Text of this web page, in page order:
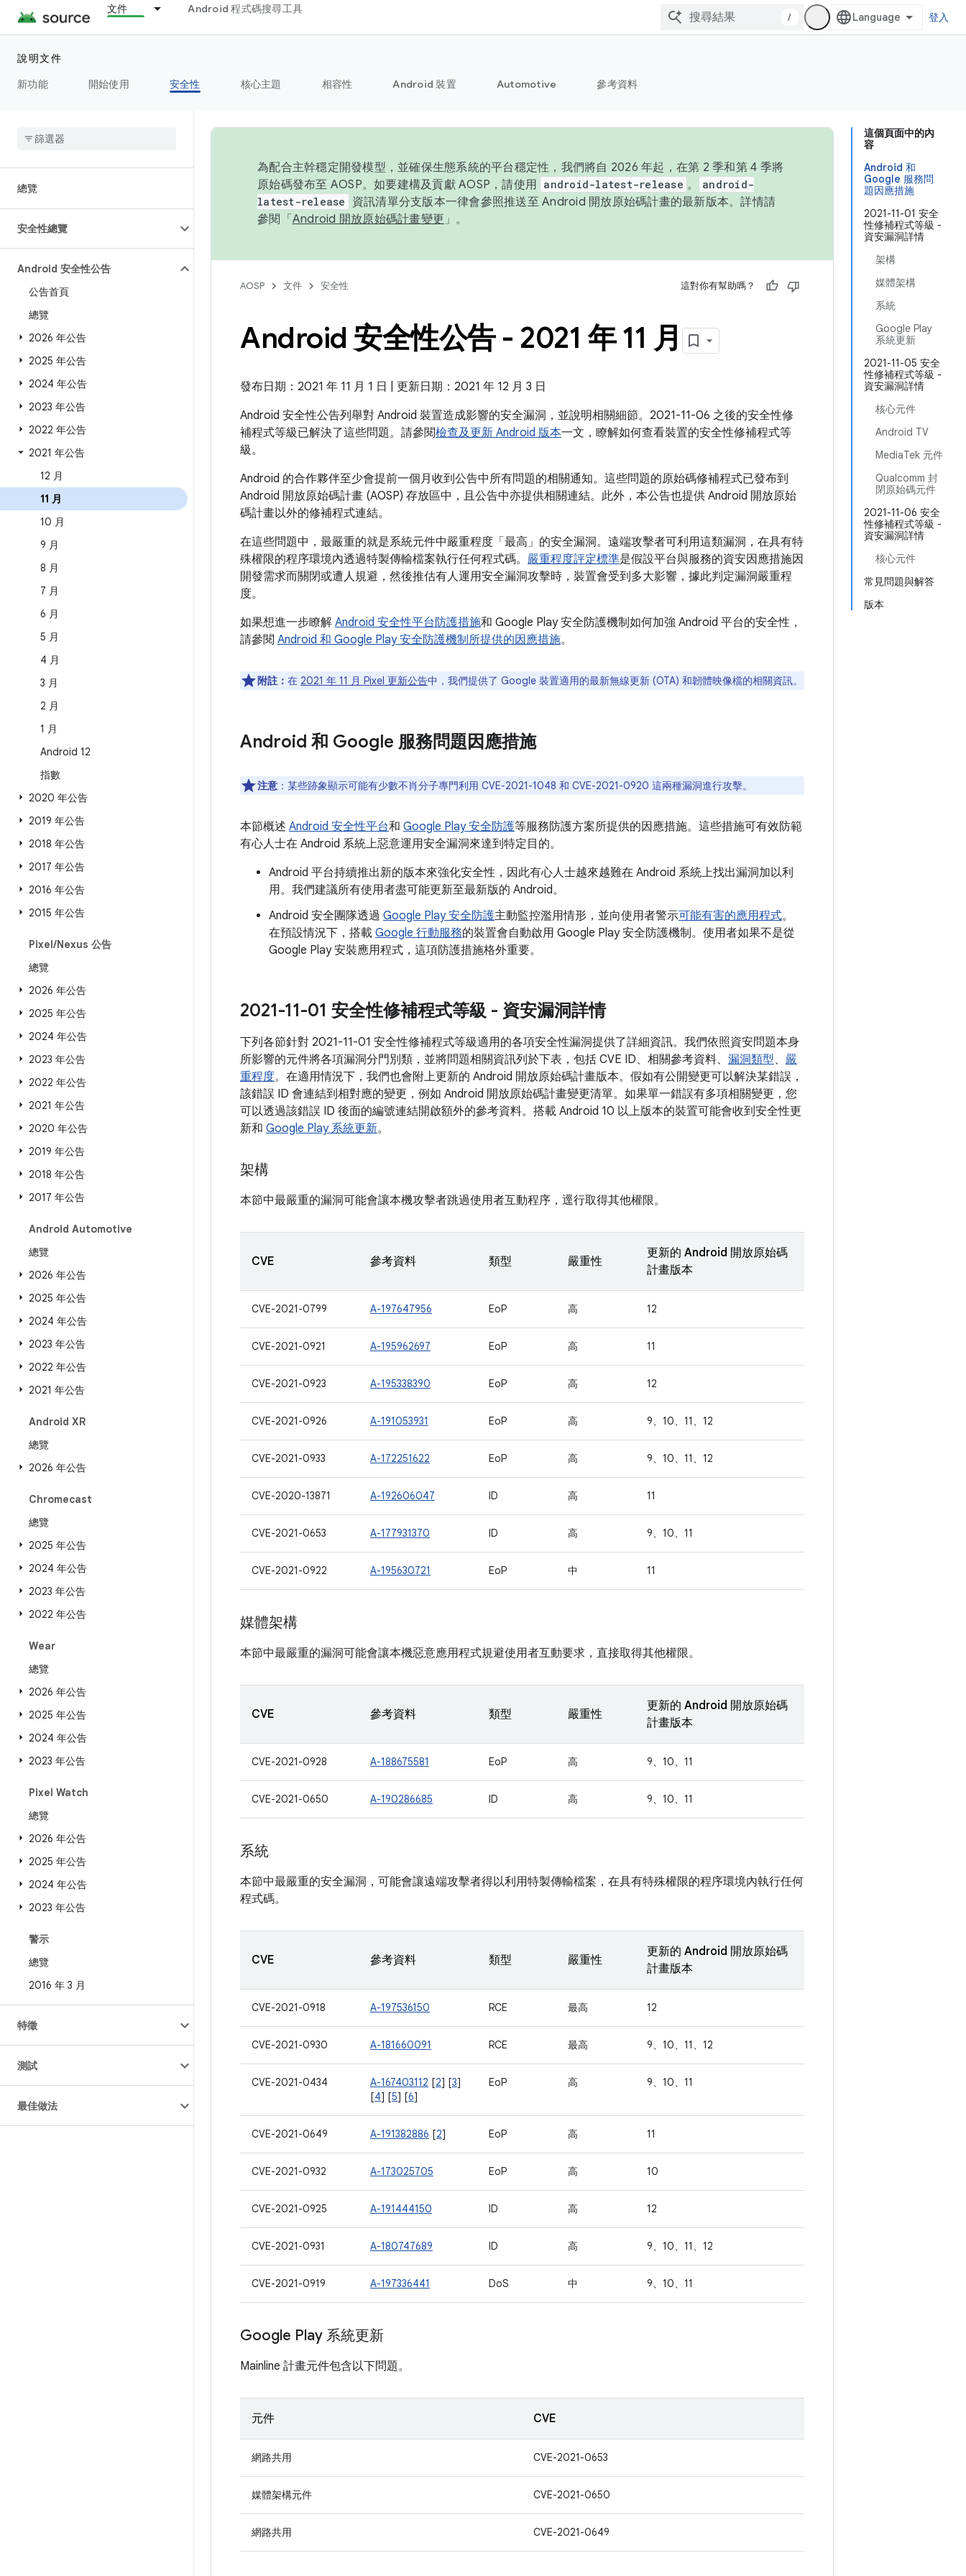
文件 Android 程式碼搜尋工具
/ 登入
說明文件
新功能
開始使用 安全性 核心主題 相容性 Android 裝置 Automotive 參考資料
總覽
安全性總覽
Android 安全性公告
公告首頁
總覽
2026 年公告
2025 年公告
2024 年公告
2023 年公告
2022 年公告
2021 年公告
12 月
11 月
10 月
9 月
8 月
7 月
6 月
5 月
4 月
3 月
2 月
1 月
Android 12
指數
2020 年公告
2019 年公告
2018 年公告
2017 年公告
2016 年公告
2015 年公告
Pixel/Nexus 公告
總覽
2026 年公告
2025 年公告
2024 年公告
2023 年公告
2022 年公告
2021 年公告
2020 年公告
2019 年公告
2018 年公告
2017 年公告
Android Automotive
總覽
2026 年公告
2025 年公告
2024 年公告
2023 年公告
2022 年公告
2021 年公告
Android XR
總覽
2026 年公告
Chromecast
總覽
2025 年公告
2024 年公告
2023 年公告
2022 年公告
Wear
總覽
2026 年公告
2025 年公告
2024 年公告
2023 年公告
Pixel Watch
總覽
2026 年公告
2025 年公告
2024 年公告
2023 年公告
警示
總覽
2016 年 3 月
特徵
測試
最佳做法
這個頁面中的內
容
Android 和
Google 服務問
題因應措施
2021-11-01 安全
性修補程式等級 -
資安漏洞詳情
架構
媒體架構
系統
Google Play
系統更新
2021-11-05 安全
性修補程式等級 -
資安漏洞詳情
核心元件
Android TV
MediaTek 元件
Qualcomm 封
閉原始碼元件
2021-11-06 安全
性修補程式等級 -
資安漏洞詳情
核心元件
常見問題與解答
版本
為配合主幹穩定開發模型，並確保生態系統的平台穩定性，我們將自 2026 年起，在第 2 季和第 4 季將
原始碼發布至 AOSP。如要建構及貢獻 AOSP，請使用 android-latest-release 。
android-
latest-release
資訊清單分支版本一律會參照推送至 Android 開放原始碼計畫的最新版本。詳情請
參閱「 Android 開放原始碼計畫變更 」。
AOSP 文件 安全性 這對你有幫助嗎？
Android 安全性公告 - 2021 年 11 月
發布日期：2021 年 11 月 1 日 | 更新日期：2021 年 12 月 3 日
Android 安全性公告列舉對 Android 裝置造成影響的安全漏洞，並說明相關細節。2021-11-06 之後的安全性修
補程式等級已解決了這些問題。請參閱檢查及更新 Android 版本一文，瞭解如何查看裝置的安全性修補程式等
級。
Android 的合作夥伴至少會提前一個月收到公告中所有問題的相關通知。這些問題的原始碼修補程式已發布到
Android 開放原始碼計畫 (AOSP) 存放區中，且公告中亦提供相關連結。此外，本公告也提供 Android 開放原始
碼計畫以外的修補程式連結。
在這些問題中，最嚴重的就是系統元件中嚴重程度「最高」的安全漏洞。遠端攻擊者可利用這類漏洞，在具有特
殊權限的程序環境內透過特製傳輸檔案執行任何程式碼。 嚴重程度評定標準是假設平台與服務的資安因應措施因
開發需求而關閉或遭人規避，然後推估有人運用安全漏洞攻擊時，裝置會受到多大影響，據此判定漏洞嚴重程
度。
如果想進一步瞭解 Android 安全性平台防護措施和 Google Play 安全防護機制如何加強 Android 平台的安全性，
請參閱 Android 和 Google Play 安全防護機制所提供的因應措施。
附註： 在 2021 年 11 月 Pixel 更新公告中，我們提供了 Google 裝置適用的最新無線更新 (OTA) 和韌體映像檔的相關資訊。
Android 和 Google 服務問題因應措施
注意 ：某些跡象顯示可能有少數不肖分子專門利用 CVE-2021-1048 和 CVE-2021-0920 這兩種漏洞進行攻擊。
本節概述 Android 安全性平台和 Google Play 安全防護等服務防護方案所提供的因應措施。這些措施可有效防範
有心人士在 Android 系統上惡意運用安全漏洞來達到特定目的。
Android 平台持續推出新的版本來強化安全性，因此有心人士越來越難在 Android 系統上找出漏洞加以利
用。我們建議所有使用者盡可能更新至最新版的 Android。
Android 安全團隊透過 Google Play 安全防護主動監控濫用情形，並向使用者警示可能有害的應用程式。
在預設情況下，搭載 Google 行動服務的裝置會自動啟用 Google Play 安全防護機制。使用者如果不是從
Google Play 安裝應用程式，這項防護措施格外重要。
2021-11-01 安全性修補程式等級 - 資安漏洞詳情
下列各節針對 2021-11-01 安全性修補程式等級適用的各項安全性漏洞提供了詳細資訊。我們依照資安問題本身
所影響的元件將各項漏洞分門別類，並將問題相關資訊列於下表，包括 CVE ID、相關參考資料、 漏洞類型、 嚴
重程度。在適用情況下，我們也會附上更新的 Android 開放原始碼計畫版本。假如有公開變更可以解決某錯誤，
該錯誤 ID 會連結到相對應的變更，例如 Android 開放原始碼計畫變更清單。如果單一錯誤有多項相關變更，您
可以透過該錯誤 ID 後面的編號連結開啟額外的參考資料。搭載 Android 10 以上版本的裝置可能會收到安全性更
新和 Google Play 系統更新。
架構
本節中最嚴重的漏洞可能會讓本機攻擊者跳過使用者互動程序，逕行取得其他權限。
CVE 參考資料 類型 嚴重性
更新的 Android 開放原始碼
計畫版本
CVE-2021-0799 A-197647956 EoP 高 12
CVE-2021-0921 A-195962697 EoP 高 11
CVE-2021-0923 A-195338390 EoP 高 12
CVE-2021-0926 A-191053931 EoP 高 9、10、11、12
CVE-2021-0933 A-172251622 EoP 高 9、10、11、12
CVE-2020-13871 A-192606047 ID 高 11
CVE-2021-0653 A-177931370 ID 高 9、10、11
CVE-2021-0922 A-195630721 EoP 中 11
媒體架構
本節中最嚴重的漏洞可能會讓本機惡意應用程式規避使用者互動要求，直接取得其他權限。
CVE 參考資料 類型 嚴重性
更新的 Android 開放原始碼
計畫版本
CVE-2021-0928 A-188675581 EoP 高 9、10、11
CVE-2021-0650 A-190286685 ID 高 9、10、11
系統
本節中最嚴重的安全漏洞，可能會讓遠端攻擊者得以利用特製傳輸檔案，在具有特殊權限的程序環境內執行任何
程式碼。
CVE 參考資料 類型 嚴重性
更新的 Android 開放原始碼
計畫版本
CVE-2021-0918 A-197536150 RCE 最高 12
CVE-2021-0930 A-181660091 RCE 最高 9、10、11、12
CVE-2021-0434 A-167403112 [2] [3]
[4] [5] [6]
EoP 高 9、10、11
CVE-2021-0649 A-191382886 [2] EoP 高 11
CVE-2021-0932 A-173025705 EoP 高 10
CVE-2021-0925 A-191444150 ID 高 12
CVE-2021-0931 A-180747689 ID 高 9、10、11、12
CVE-2021-0919 A-197336441 DoS 中 9、10、11
Google Play 系統更新
Mainline 計畫元件包含以下問題。
元件 CVE
網路共用 CVE-2021-0653
媒體架構元件 CVE-2021-0650
網路共用 CVE-2021-0649